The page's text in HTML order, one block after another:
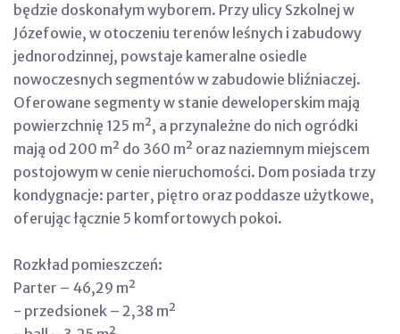
będzie doskonałym wyborem. Przy ulicy Szkolnej w
Józefowie, w otoczeniu terenów leśnych i zabudowy
jednorodzinnej, powstaje kameralne osiedle
nowoczesnych segmentów w zabudowie bliźniaczej.
Oferowane segmenty w stanie deweloperskim mają
powierzchnię 125 m², a przynależne do nich ogródki
mają od 200 m² do 360 m² oraz naziemnym miejscem
postojowym w cenie nieruchomości. Dom posiada trzy
kondygnacje: parter, piętro oraz poddasze użytkowe,
oferując łącznie 5 komfortowych pokoi.
Rozkład pomieszczeń:
Parter – 46,29 m²
- przedsionek – 2,38 m²